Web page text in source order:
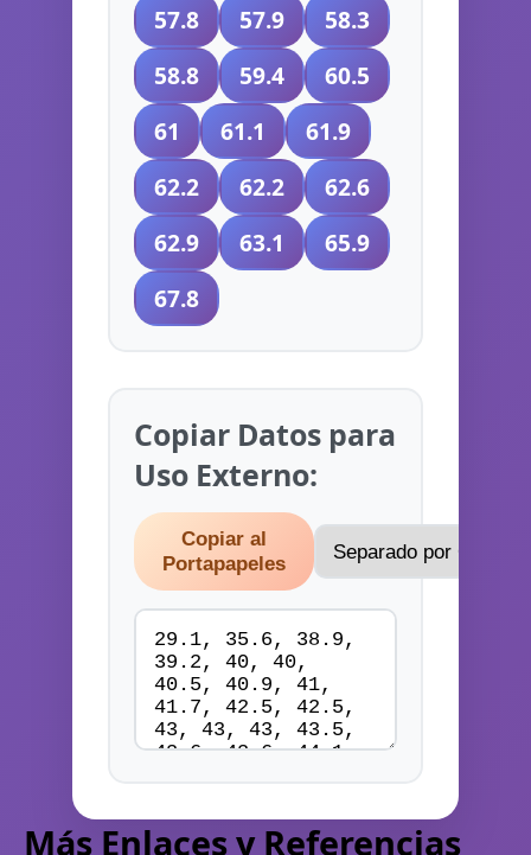
57.8
57.9
58.3
58.8
59.4
60.5
61
61.1
61.9
62.2
62.2
62.6
62.9
63.1
65.9
67.8
Copiar Datos para
Uso Externo:
Copiar al
Portapapeles
Más Enlaces y Referencias